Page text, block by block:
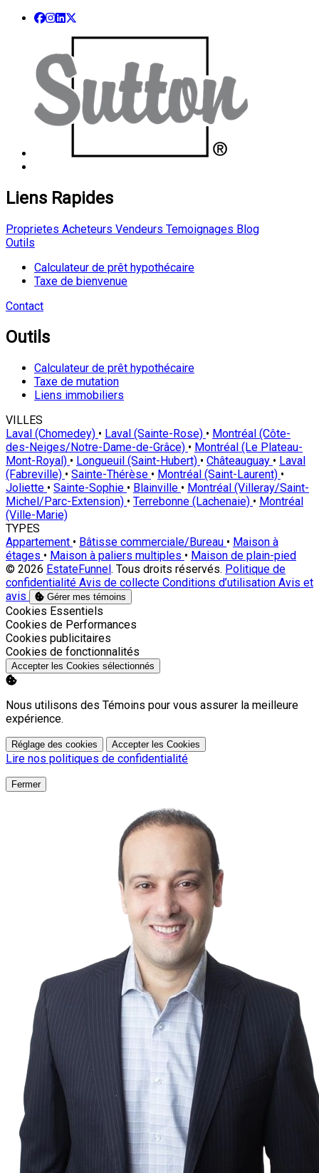
Liens Rapides
Proprietes Acheteurs Vendeurs Temoignages Blog
Outils
Calculateur de prêt hypothécaire
Taxe de bienvenue
Contact
Outils
Calculateur de prêt hypothécaire
Taxe de mutation
Liens immobiliers
VILLES
Laval (Chomedey) • Laval (Sainte-Rose) • Montréal (Côte-
des-Neiges/Notre-Dame-de-Grâce) • Montréal (Le Plateau-
Mont-Royal) • Longueuil (Saint-Hubert) • Châteauguay • Laval
(Fabreville) • Sainte-Thérèse • Montréal (Saint-Laurent) •
Joliette • Sainte-Sophie • Blainville • Montréal (Villeray/Saint-
Michel/Parc-Extension) • Terrebonne (Lachenaie) • Montréal
(Ville-Marie)
TYPES
Appartement • Bâtisse commerciale/Bureau • Maison à
étages • Maison à paliers multiples • Maison de plain-pied
© 2026 EstateFunnel. Tous droits réservés. Politique de
confidentialité Avis de collecte Conditions d’utilisation Avis et
avis
Gérer mes témoins
Activer
Cookies Essentiels
Activer
Cookies de Performances
Activer
Cookies publicitaires
Activer
Cookies de fonctionnalités
Accepter les Cookies sélectionnés
Nous utilisons des Témoins pour vous assurer la meilleure
expérience.
Réglage des cookies Accepter les Cookies
Lire nos politiques de confidentialité
Fermer